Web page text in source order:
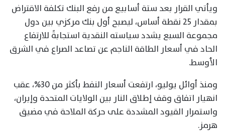
ويأتي القرار بعد ستة أسابيع من رفع البنك تكلفة الاقتراض
بمقدار 25 نقطة أساس، ليصبح أول بنك مركزي بين دول
مجموعة السبع يشدد سياسته النقدية استجابةً للارتفاع
الحاد في أسعار الطاقة الناجم عن تصاعد الصراع في الشرق
الأوسط.
ومنذ أوائل يوليو، ارتفعت أسعار النفط بأكثر من 30%، عقب
انهيار اتفاق وقف إطلاق النار بين الولايات المتحدة وإيران،
واستمرار القيود المشددة على حركة الملاحة في مضيق
هرمز.